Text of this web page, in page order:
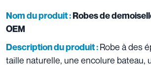
Nom du produit :Robes de
OEM
Description du produit :Robe à des
taille naturelle, une encolure bateau,